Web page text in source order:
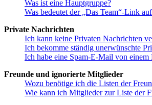
Was ist eine Hauptgruppe?
Was bedeutet der „Das Team“-Link
Private Nachrichten
Ich kann keine Privaten Nachrichten
Ich bekomme ständig unerwünschte
Ich habe eine Spam-E-Mail von
Freunde und ignorierte Mitglieder
Wozu benötige ich die Listen der
Wie kann ich Mitglieder zur Liste der